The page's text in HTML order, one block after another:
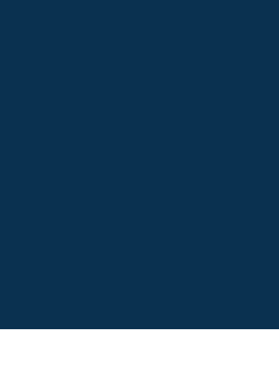
phẳng hoặc tích
tầm trải nghiệm